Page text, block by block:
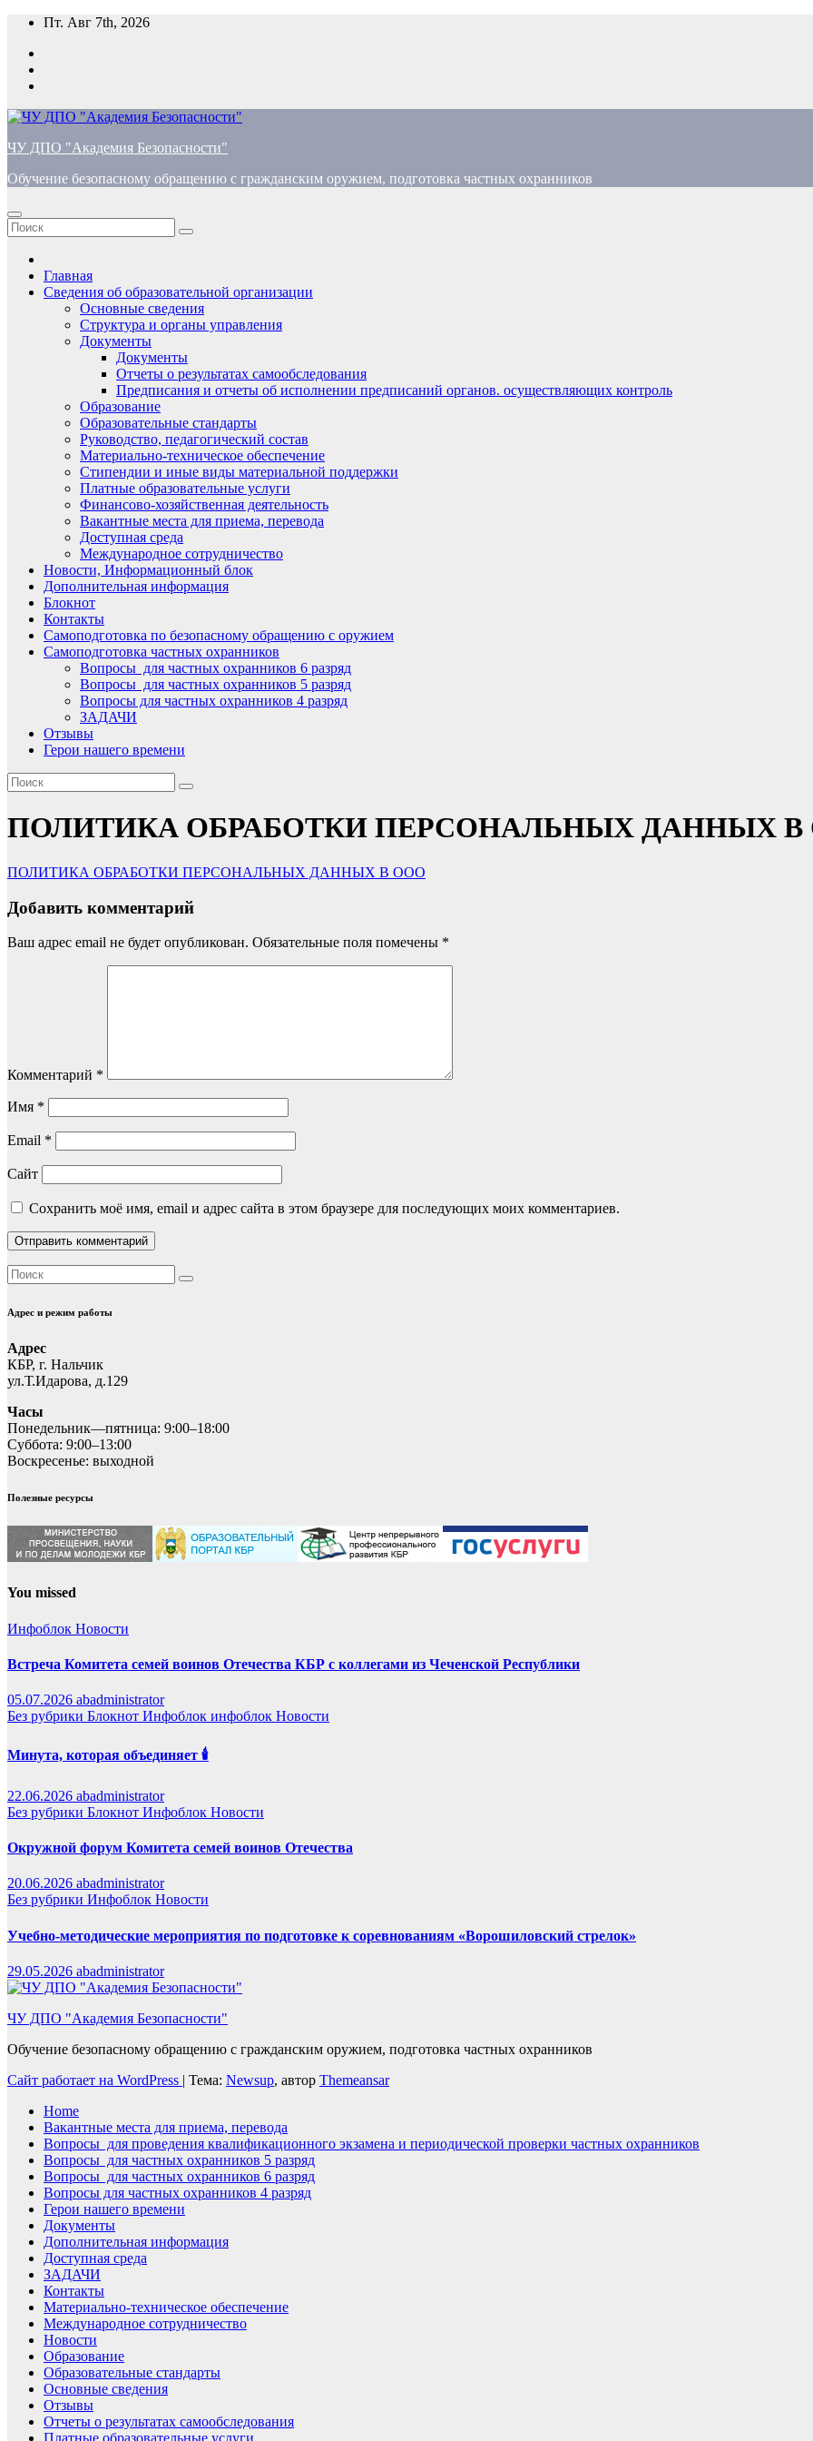
Перейти
содержимому
Пт. Авг 7th, 2026
ЧУ ДПО "Академия Безопасности"
Обучение безопасному обращению с гражданским оружием, подготовка частных охранников
Главная
Сведения об образовательной организации
Основные сведения
Структура и органы управления
Документы
Документы
Отчеты о результатах самообследования
Предписания и отчеты об исполнении предписаний органов. осуществляющих контроль
Образование
Образовательные стандарты
Руководство, педагогический состав
Материально-техническое обеспечение
Стипендии и иные виды материальной поддержки
Платные образовательные услуги
Финансово-хозяйственная деятельность
Вакантные места для приема, перевода
Доступная среда
Международное сотрудничество
Новости, Информационный блок
Дополнительная информация
Блокнот
Контакты
Самоподготовка по безопасному обращению с оружием
Самоподготовка частных охранников
Вопросы для частных охранников 6 разряд
Вопросы для частных охранников 5 разряд
Вопросы для частных охранников 4 разряд
ЗАДАЧИ
Отзывы
Герои нашего времени
ПОЛИТИКА ОБРАБОТКИ ПЕРСОНАЛЬНЫХ ДАННЫХ В
ПОЛИТИКА ОБРАБОТКИ ПЕРСОНАЛЬНЫХ ДАННЫХ В ООО
Добавить комментарий
Ваш адрес email не будет опубликован. Обязательные поля помечены *
Комментарий *
Имя *
Email *
Сайт
Сохранить моё имя, email и адрес сайта в этом браузере для последующих моих комментариев.
Адрес и режим работы
Адрес
КБР, г. Нальчик
ул.Т.Идарова, д.129
Часы
Понедельник—пятница: 9:00–18:00
Суббота: 9:00–13:00
Воскресенье: выходной
Полезные ресурсы
You missed
Инфоблок Новости
Встреча Комитета семей воинов Отечества КБР с коллегами из Чеченской Республики
05.07.2026 abadministrator
Без рубрики Блокнот Инфоблок инфоблок Новости
Минута, которая объединяет 🕯️
22.06.2026 abadministrator
Без рубрики Блокнот Инфоблок Новости
Окружной форум Комитета семей воинов Отечества
20.06.2026 abadministrator
Без рубрики Инфоблок Новости
Учебно-методические мероприятия по подготовке к соревнованиям «Ворошиловский стрелок»
29.05.2026 abadministrator
ЧУ ДПО "Академия Безопасности"
Обучение безопасному обращению с гражданским оружием, подготовка частных охранников
Сайт работает на WordPress | Тема: Newsup, автор Themeansar
Home
Вакантные места для приема, перевода
Вопросы для проведения квалификационного экзамена и периодической проверки частных охранников
Вопросы для частных охранников 5 разряд
Вопросы для частных охранников 6 разряд
Вопросы для частных охранников 4 разряд
Герои нашего времени
Документы
Дополнительная информация
Доступная среда
ЗАДАЧИ
Контакты
Материально-техническое обеспечение
Международное сотрудничество
Новости
Образование
Образовательные стандарты
Основные сведения
Отзывы
Отчеты о результатах самообследования
Платные образовательные услуги